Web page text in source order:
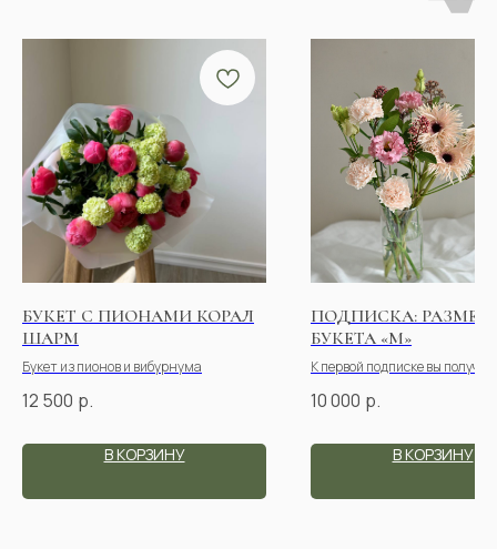
БУКЕТ С ПИОНАМИ КОРАЛ
ШАРМ
Букет из пионов и вибурнума
12 500 р.
В КОРЗИНУ
ПОДПИСКА: РАЗМЕР
БУКЕТА «M»
К первой подписке вы
инструкцию по уходу за
10 000 р.
В КОРЗИНУ